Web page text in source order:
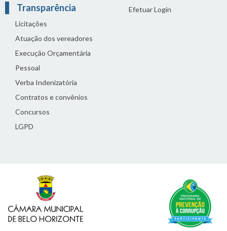
Transparência
Licitações
Atuação dos vereadores
Execução Orçamentária
Pessoal
Verba Indenizatória
Contratos e convênios
Concursos
LGPD
Efetuar Login